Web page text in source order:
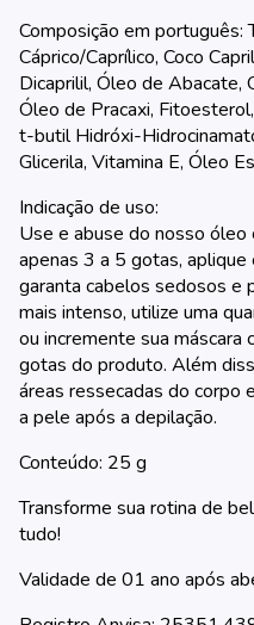
Composição em português:
Cáprico/Caprílico, Coco
Dicaprilil, Óleo de Abacate,
Óleo de Pracaxi,
t-butil Hidróxi-
Glicerila, Vitamina E, Óleo
Indicação de uso:
Use e abuse do nosso óleo
apenas 3 a 5 gotas,
garanta cabelos sedosos e
mais intenso, utilize uma
ou incremente sua máscara
gotas do produto. Além
áreas ressecadas do corpo
a pele após a depilação.
Conteúdo: 25 g
Transforme sua rotina de
tudo!
Validade de 01 ano após